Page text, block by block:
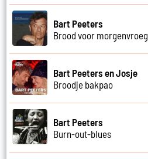
Bart Peeters
Brood voor morgenvroeg
Bart Peeters en Josje
Broodje bakpao
Bart Peeters
Burn-out-blues